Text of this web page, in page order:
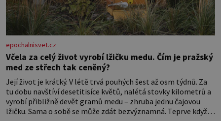
epochalnisvet.cz
Včela za celý život vyrobí lžičku medu. Čím je pražský
med ze střech tak ceněný?
Její život je krátký. V létě trvá pouhých šest až osm týdnů. Za
tu dobu navštíví desetitisíce květů, nalétá stovky kilometrů a
vyrobí přibližně devět gramů medu – zhruba jednu čajovou
lžičku. Sama o sobě se může zdát bezvýznamná. Teprve když